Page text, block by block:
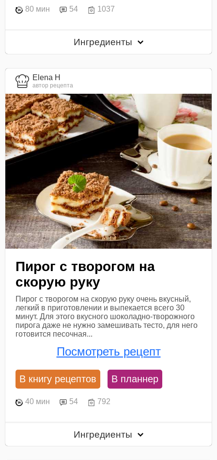
80 мин 54 1037
Ингредиенты
Elena H
автор рецепта
Пирог с творогом на
скорую руку
Пирог с творогом на скорую руку очень вкусный,
легкий в приготовлении и выпекается всего 30
минут. Для этого вкусного шоколадно-творожного
пирога даже не нужно замешивать тесто, для него
готовится песочная...
Посмотреть рецепт
В книгу рецептов В планнер
40 мин 54 792
Ингредиенты